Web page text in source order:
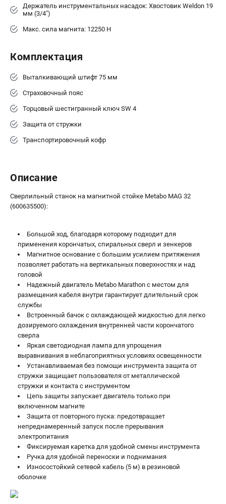
8 (812) 318-40-26
пн-пт - с 9:00 до 18:00
+7 (911) 360-06-14 | +7 (8112) 59-10-67
Держатель инструментальных насадок: Хвостовик Weldon 19
мм (3/4")
Макс. сила магнита: 12250 Н
Комплектация
Выталкивающий штифт 75 мм
Страховочный пояс
Торцовый шестигранный ключ SW 4
Защита от стружки
Транспортировочный кофр
Описание
Сверлильный станок на магнитной стойке Metabo MAG 32
(600635500):
Большой ход, благодаря которому подходит для
применения корончатых, спиральных сверл и зенкеров
Магнитное основание с большим усилием притяжения
позволяет работать на вертикальных поверхностях и над
головой
Надежный двигатель Metabo Marathon с местом для
размещения кабеля внутри гарантирует длительный срок
службы
Встроенный бачок с охлаждающей жидкостью для легко
дозируемого охлаждения внутренней части корончатого
сверла
Яркая светодиодная лампа для упрощения
выравнивания в неблагоприятных условиях освещенности
Устанавливаемая без помощи инструмента защита от
стружки защищает пользователя от металлической
стружки и контакта с инструментом
Цепь защиты запускает двигатель только при
включенном магните
Защита от повторного пуска: предотвращает
непреднамеренный запуск после прерывания
электропитания
Фиксируемая каретка для удобной смены инструмента
Ручка для удобной переноски и поднимания
Износостойкий сетевой кабель (5 м) в резиновой
оболочке